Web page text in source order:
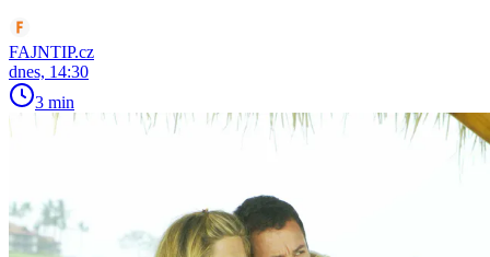
FAJNTIP.cz
dnes, 14:30
3 min